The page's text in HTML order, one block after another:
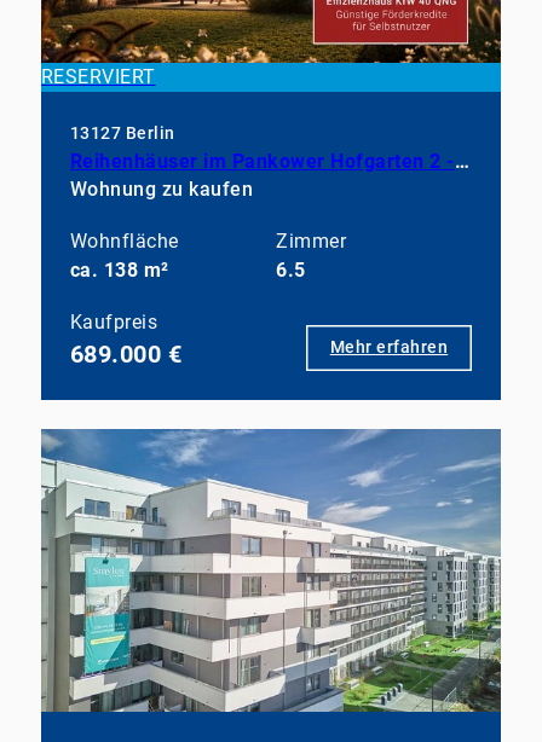
RESERVIERT
13127 Berlin
Reihenhäuser im Pankower Hofgarten 2 - bezugsfertig im Frühjahr 2027
Wohnung zu kaufen
Wohnfläche
ca. 138 m²
Zimmer
6.5
Kaufpreis
689.000 € Mehr erfahren